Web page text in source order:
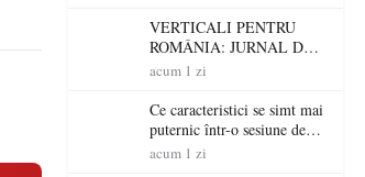
verificate
VERTICALI PENTRU
ROMÂNIA: JURNAL DE
CĂLĂTORIE FIJET
acum 1 zi
Ce caracteristici se simt mai
puternic într-o sesiune de
distracție la sloturi online:
acum 1 zi